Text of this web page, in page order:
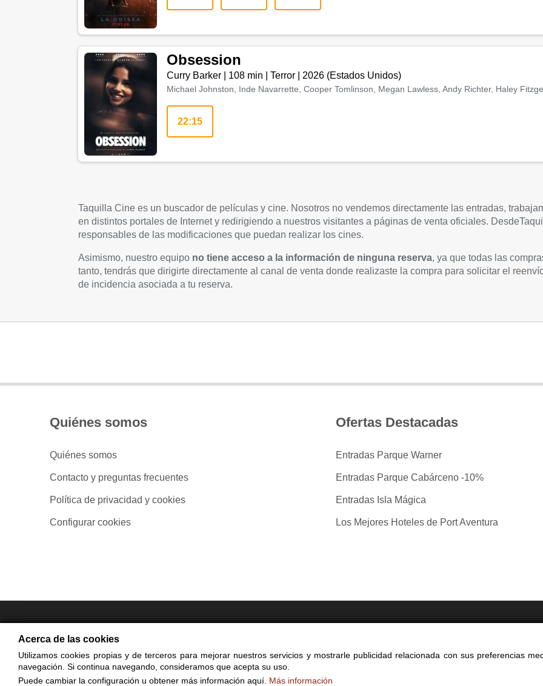
Obsession
Curry Barker 108 min |Terror 2026 (Estados Unidos)
Michael Johnston, Inde Navarrette, Cooper Tomlinson, Megan Lawless, Andy Richter, Haley
22:15
Taquilla Cine es un buscador de películas y cine. Nosotros no vendemos directamente las entradas,
en distintos portales de Internet y redirigiendo a nuestros visitantes a páginas de venta oficiales.
responsables de las modificaciones que puedan realizar los cines.
Asimismo, nuestro equipo no tiene acceso a la información de ninguna reserva, ya que todas las
tanto, tendrás que dirigirte directamente al canal de venta donde realizaste la compra para solicitar el
de incidencia asociada a tu reserva.
Quiénes somos
Quiénes somos
Contacto y preguntas frecuentes
Política de privacidad y cookies
Configurar cookies
Ofertas Destacadas
Entradas Parque Warner
Entradas Parque Cabárceno -10%
Entradas Isla Mágica
Los Mejores Hoteles de Port Aventura
© Copyright 2014-2026 Ociocultura Network SL - All Rights Reserved
El uso de esta web significa la aceptación de nuestra
Acerca de las cookies
Utilizamos cookies propias y de terceros para mejorar nuestros servicios y mostrarle publicidad relacionada con sus preferencias
navegación. Si continua navegando, consideramos que acepta su uso.
Puede cambiar la configuración u obtener más información aquí. Más información